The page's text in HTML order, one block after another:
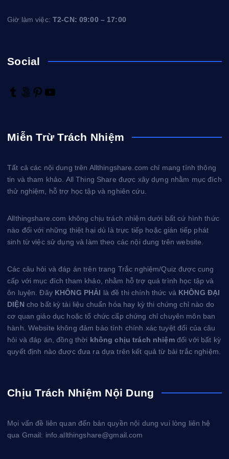
g
à
i
ế
t
Giờ làm việc:T2-CN: 09:00 – 17:00
Social
T
l
5
x
P
e
Miễn Trừ Trách Nhiệm
Tất cả các nội dung trên Allthingshare.com chỉ mang tính thông
tin và tham khảo. All Thing Share được xây dựng nhằm mục đích
thử nghiệm, hỗ trợ học tập và nghiên cứu.
Allthingshare.com không chịu trách nhiệm dưới bất cứ hình thức
nào đối với những thiệt hại dù là trực tiếp hoặc gián tiếp phát
sinh từ việc sử dụng và làm theo các nội dung trên website.
Các câu hỏi và đáp án trên trang Trắc nghiệm/Quiz được cung
cấp với mục đích tham khảo, nhằm hỗ trợ quá trình học tập và
ôn luyện. Đây KHÔNG PHẢI là đề thi chính thức và KHÔNG ĐẠI
DIỆN cho bất kỳ tài liệu chuẩn hóa hay kỳ thi chứng chỉ nào do
cơ quan giáo dục hoặc tổ chức cấp chứng chỉ chuyên môn ban
hành. Website không đảm bảo tính chính xác tuyệt đối của câu
hỏi và đáp án, đồng thời không chịu trách nhiệmđối với bất kỳ
quyết định nào được đưa ra dựa trên kết quả từ bài trắc nghiệm.
Chịu Trách Nhiệm Nội Dung
Mọi vấn đề liên quan đến bản quyền nội dung vui lòng liên hệ
qua Gmail: info.allthingshare@gmail.com